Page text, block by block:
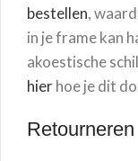
bestellen,
in je frame kan
akoestische
hierhoe je dit
Retourneren